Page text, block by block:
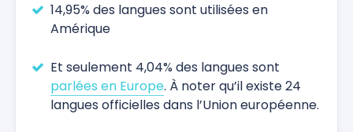
14,95% des langues sont utilisées en
Amérique
Et seulement 4,04% des langues sont
parlées en Europe. À noter qu’il existe 24
langues officielles dans l’Union européenne.